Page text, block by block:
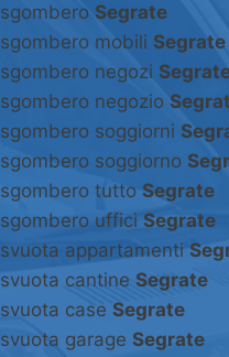
sgombero Segrate
sgombero mobili Segrate
sgombero negozi
sgombero negozio
sgombero soggiorni
sgombero soggiorno
sgombero tutto Segrate
sgombero uffici Segrate
svuota appartamenti
svuota cantine Segrate
svuota case Segrate
svuota garage Segrate